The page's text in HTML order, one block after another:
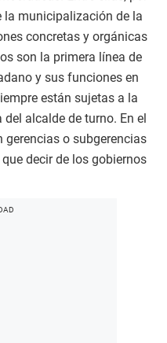
la municipalización de la
concretas y orgánicas
son la primera línea de
y sus funciones en
están sujetas a la
alcalde de turno. En el
gerencias o subgerencias
decir de los gobiernos